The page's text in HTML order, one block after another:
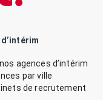
agences d’intérim
par ville
de recrutement